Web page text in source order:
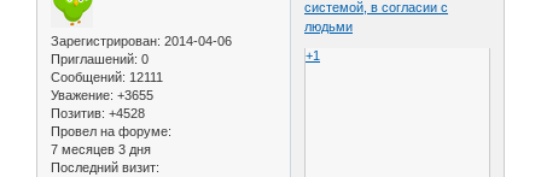
Зарегистрирован: 2014-04-06
Приглашений: 0
Сообщений: 12111
Уважение: +3655
Позитив: +4528
Провел на форуме:
7 месяцев 3 дня
Последний визит:
системой, в согласии с
людьми
+1